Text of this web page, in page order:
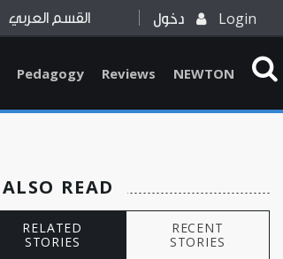
القسم العربي دخول Login
Pedagogy Reviews NEWTON
ALSO READ
RELATED
STORIES
RECENT
STORIES